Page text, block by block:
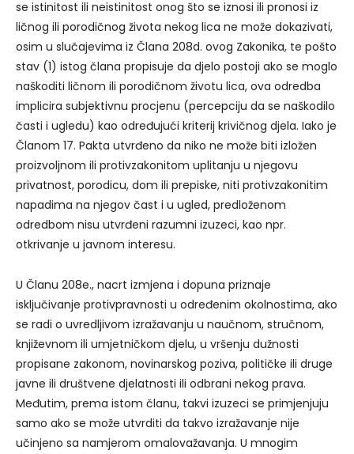
se istinitost ili neistinitost onog što se iznosi ili pronosi iz
ličnog ili porodičnog života nekog lica ne može dokazivati,
osim u slučajevima iz Člana 208d. ovog Zakonika, te pošto
stav (1) istog člana propisuje da djelo postoji ako se moglo
naškoditi ličnom ili porodičnom životu lica, ova odredba
implicira subjektivnu procjenu (percepciju da se naškodilo
časti i ugledu) kao određujući kriterij krivičnog djela. Iako je
Članom 17. Pakta utvrđeno da niko ne može biti izložen
proizvoljnom ili protivzakonitom uplitanju u njegovu
privatnost, porodicu, dom ili prepiske, niti protivzakonitim
napadima na njegov čast i u ugled, predloženom
odredbom nisu utvrđeni razumni izuzeci, kao npr.
otkrivanje u javnom interesu.
U Članu 208e., nacrt izmjena i dopuna priznaje
isključivanje protivpravnosti u određenim okolnostima, ako
se radi o uvredljivom izražavanju u naučnom, stručnom,
književnom ili umjetničkom djelu, u vršenju dužnosti
propisane zakonom, novinarskog poziva, političke ili druge
javne ili društvene djelatnosti ili odbrani nekog prava.
Međutim, prema istom članu, takvi izuzeci se primjenjuju
samo ako se može utvrditi da takvo izražavanje nije
učinjeno sa namjerom omalovažavanja. U mnogim